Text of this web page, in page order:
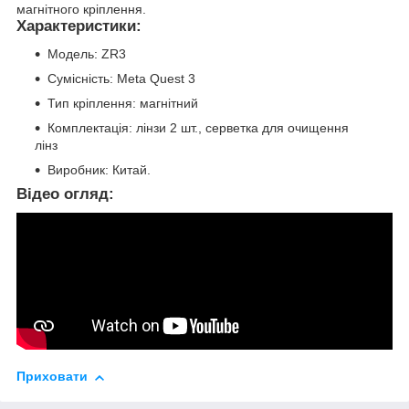
магнітного кріплення.
Характеристики:
Модель: ZR3
Сумісність: Meta Quest 3
Тип кріплення: магнітний
Комплектація: лінзи 2 шт., серветка для очищення
лінз
Виробник: Китай.
Відео огляд:
Приховати